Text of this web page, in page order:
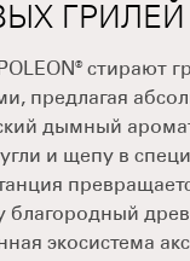
ГРИЛЕЙ
предлагая
дымный
угли и щепу в
благородный
экосистема